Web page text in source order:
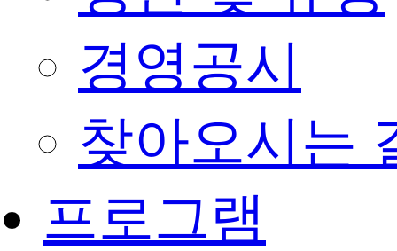
경영공시
찾아오시는
프로그램